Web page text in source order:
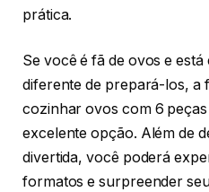
prática.
Se você é fã de ovos e
diferente de prepará-los, a
cozinhar ovos com 6
excelente opção. Além de
divertida, você poderá
formatos e surpreender